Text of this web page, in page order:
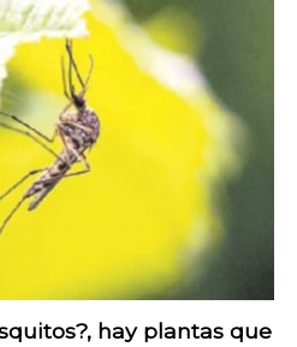
hay plantas que